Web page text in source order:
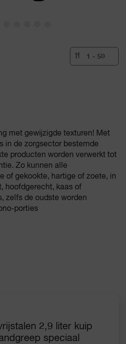
1 - 50
met gewijzigde texturen! Met
in de zorgsector bestemde
producten worden verwerkt tot
Zo kunnen alle
of gekookte, hartige of zoete, in
hoofdgerecht, kaas of
zelfs de oudste worden
porties
2,9 liter kuip
speciaal